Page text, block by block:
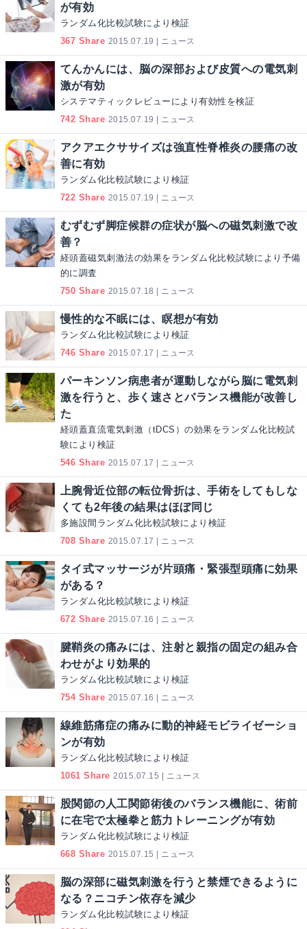
が有効
ランダム化比較試験により検証
367 Share 2015.07.19 | ニュース
てんかんには、脳の深部および皮質への電気刺
激が有効
システマティックレビューにより有効性を検証
742 Share 2015.07.19 | ニュース
アクアエクササイズは強直性脊椎炎の腰痛の改
善に有効
ランダム化比較試験により検証
722 Share 2015.07.19 | ニュース
むずむず脚症候群の症状が脳への磁気刺激で改
善？
経頭蓋磁気刺激法の効果をランダム化比較試験により予備
的に調査
750 Share 2015.07.18 | ニュース
慢性的な不眠には、瞑想が有効
ランダム化比較試験により検証
746 Share 2015.07.17 | ニュース
パーキンソン病患者が運動しながら脳に電気刺
激を行うと、歩く速さとバランス機能が改善し
た
経頭蓋直流電気刺激（tDCS）の効果をランダム化比較試
験により検証
546 Share 2015.07.17 | ニュース
上腕骨近位部の転位骨折は、手術をしてもしな
くても2年後の結果はほぼ同じ
多施設間ランダム化比較試験により検証
708 Share 2015.07.17 | ニュース
タイ式マッサージが片頭痛・緊張型頭痛に効果
がある？
ランダム化比較試験により検証
672 Share 2015.07.16 | ニュース
腱鞘炎の痛みには、注射と親指の固定の組み合
わせがより効果的
ランダム化比較試験により検証
754 Share 2015.07.16 | ニュース
線維筋痛症の痛みに動的神経モビライゼーショ
ンが有効
ランダム化比較試験により検証
1061 Share 2015.07.15 | ニュース
股関節の人工関節術後のバランス機能に、術前
に在宅で太極拳と筋力トレーニングが有効
ランダム化比較試験により検証
668 Share 2015.07.15 | ニュース
脳の深部に磁気刺激を行うと禁煙できるように
なる？ニコチン依存を減少
ランダム化比較試験により検証